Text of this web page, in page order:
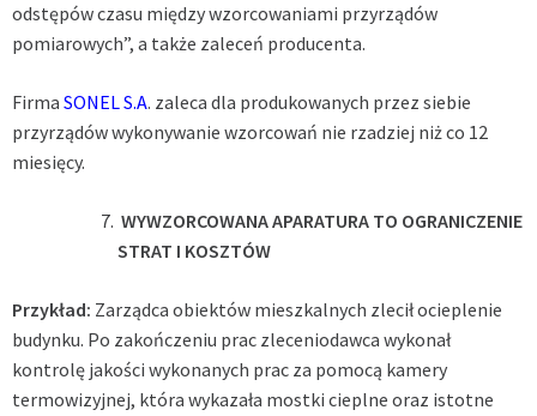
odstępów czasu między wzorcowaniami przyrządów
pomiarowych”, a także zaleceń producenta.
Firma SONEL S.A. zaleca dla produkowanych przez siebie
przyrządów wykonywanie wzorcowań nie rzadziej niż co 12
miesięcy.
WYWZORCOWANA APARATURA TO OGRANICZENIE
STRAT I KOSZTÓW
Przykład: Zarządca obiektów mieszkalnych zlecił ocieplenie
budynku. Po zakończeniu prac zleceniodawca wykonał
kontrolę jakości wykonanych prac za pomocą kamery
termowizyjnej, która wykazała mostki cieplne oraz istotne